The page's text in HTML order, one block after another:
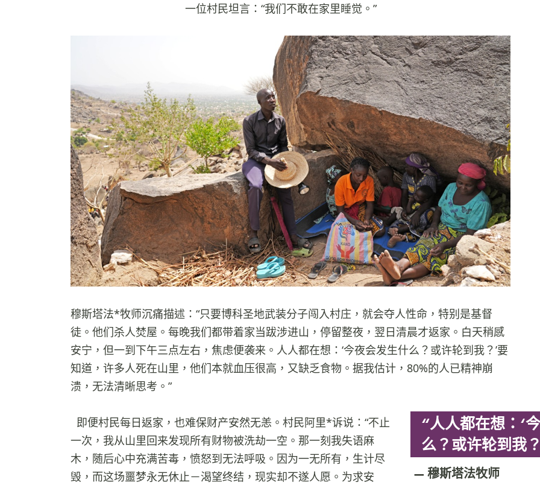
一位村民坦言：“我们不敢在家里睡觉。”
穆斯塔法*牧师沉痛描述：“只要博科圣地武装分子闯入村庄，就会夺人性命，特别是基督
徒。他们杀人焚屋。每晚我们都带着家当跋涉进山，停留整夜，翌日清晨才返家。白天稍感
安宁，但一到下午三点左右，焦虑便袭来。人人都在想：‘今夜会发生什么？或许轮到我？’要
知道，许多人死在山里，他们本就血压很高，又缺乏食物。据我估计，80%的人已精神崩
溃，无法清晰思考。”
“人人都在想：‘
么？或许轮到我
穆斯塔法牧师
即便村民每日返家，也难保财产安然无恙。村民阿里*诉说：“不止
一次，我从山里回来发现所有财物被洗劫一空。那一刻我失语麻
木，随后心中充满苦毒，愤怒到无法呼吸。因为一无所有，生计尽
毁，而这场噩梦永无休止－渴望终结，现实却不遂人愿。为求安